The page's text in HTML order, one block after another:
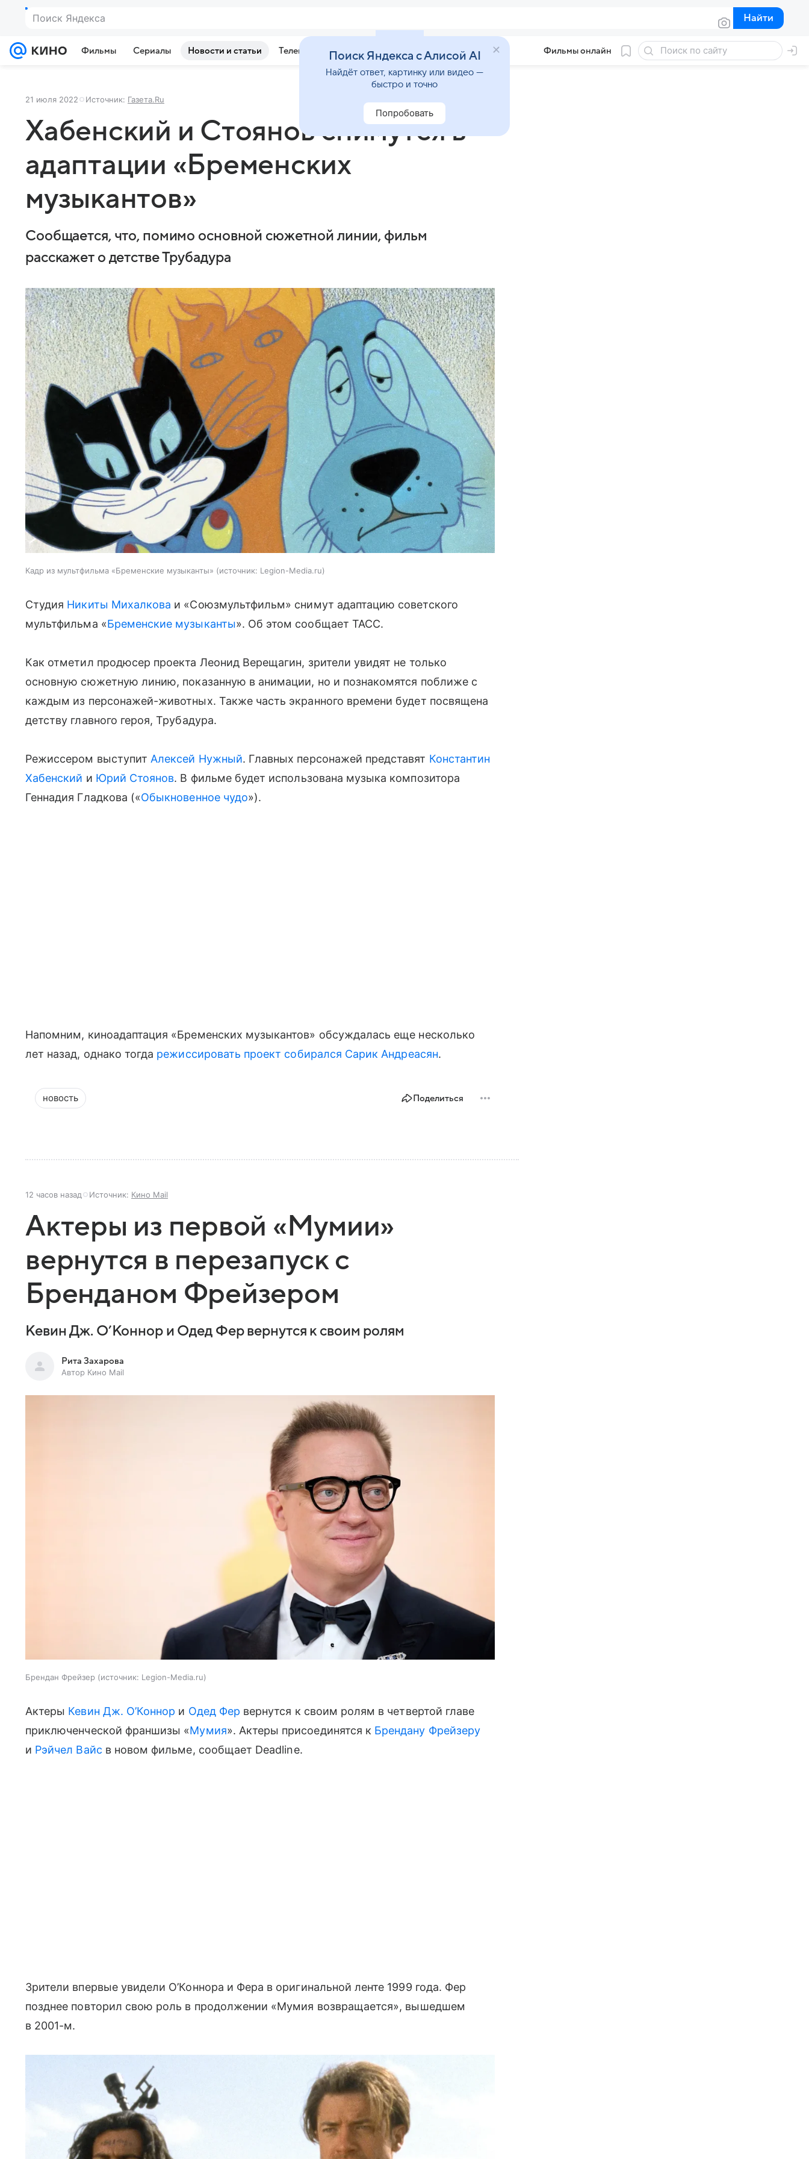
Поиск Яндекса Найти
Найти
Фильмы Сериалы Новости и статьи Телепрограмма Звезды Фильмы онлайн
21 июля 2022 Источник: Газета.Ru
Хабенский и Стоянов снимутся в
адаптации «Бременских
музыкантов»
Сообщается, что, помимо основной сюжетной линии, фильм
расскажет о детстве Трубадура
Кадр из мультфильма «Бременские музыканты» источник: Legion-Media.ru
Студия Никиты Михалкова и «Союзмультфильм» снимут адаптацию советского
мультфильма «Бременские музыканты». Об этом сообщает ТАСС.
Как отметил продюсер проекта Леонид Верещагин, зрители увидят не только
основную сюжетную линию, показанную в анимации, но и познакомятся поближе с
каждым из персонажей-животных. Также часть экранного времени будет посвящена
детству главного героя, Трубадура.
Режиссером выступит Алексей Нужный. Главных персонажей представят Константин
Хабенский и Юрий Стоянов. В фильме будет использована музыка композитора
Геннадия Гладкова («Обыкновенное чудо»).
Напомним, киноадаптация «Бременских музыкантов» обсуждалась еще несколько
лет назад, однако тогда режиссировать проект собирался Сарик Андреасян.
новость Поделиться
12 часов назад Источник: Кино Mail
Актеры из первой «Мумии»
вернутся в перезапуск с
Бренданом Фрейзером
Кевин Дж. О’Коннор и Одед Фер вернутся к своим ролям
Рита Захарова
Автор Кино Mail
Брендан Фрейзер источник: Legion-Media.ru
Актеры Кевин Дж. О’Коннор и Одед Фер вернутся к своим ролям в четвертой главе
приключенческой франшизы «Мумия». Актеры присоединятся к Брендану Фрейзеру
и Рэйчел Вайс в новом фильме, сообщает Deadline.
Зрители впервые увидели О’Коннора и Фера в оригинальной ленте 1999 года. Фер
позднее повторил свою роль в продолжении «Мумия возвращается», вышедшем
в 2001-м.
Поиск Яндекса с Алисой AI
Найдёт ответ, картинку или видео —
быстро и точно
Попробовать